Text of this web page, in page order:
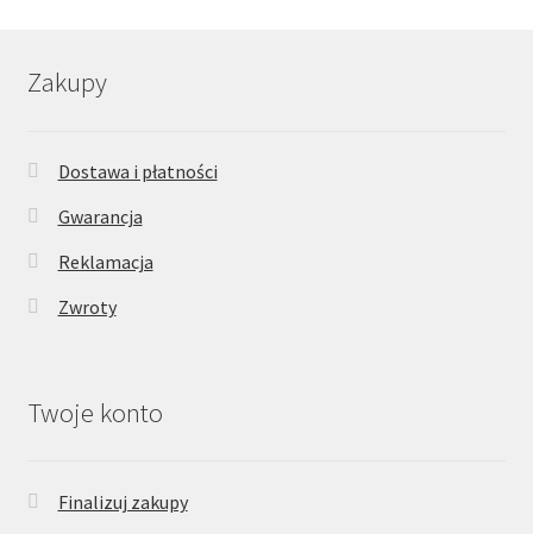
Zakupy
Dostawa i płatności
Gwarancja
Reklamacja
Zwroty
Twoje konto
Finalizuj zakupy